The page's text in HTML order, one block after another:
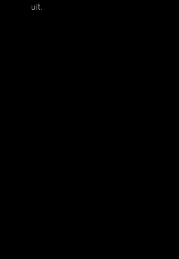
uit.